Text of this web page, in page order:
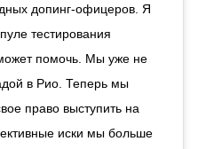
допинг-офицеров. Я
тестирования
помочь. Мы уже не
в Рио. Теперь мы
право выступить на
иски мы больше